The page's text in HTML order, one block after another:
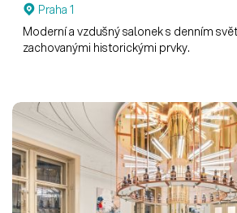
Praha 1
Moderní a vzdušný salonek s denním
zachovanými historickými prvky.